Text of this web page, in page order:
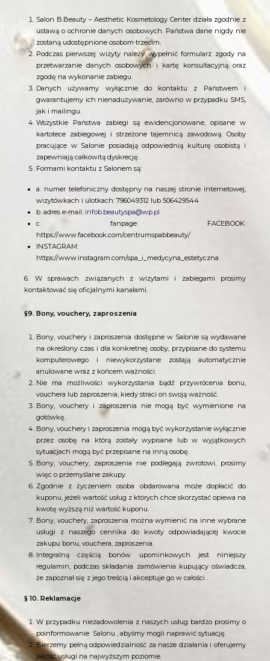
Salon B.Beauty – Aesthetic Kosmetology Center działa zgodnie z
ustawą o ochronie danych osobowych. Państwa dane nigdy nie
zostaną udostępnione osobom trzecim.
Podczas pierwszej wizyty należy wypełnić formularz zgody na
przetwarzanie danych osobowych i kartę konsultacyjną oraz
zgodę na wykonanie zabiegu.
Danych używamy wyłącznie do kontaktu z Państwem i
gwarantujemy ich nienadużywanie, zarówno w przypadku SMS,
jak i mailingu.
Wszystkie Państwa zabiegi są ewidencjonowane, opisane w
kartotece zabiegowej i strzeżone tajemnicą zawodową. Osoby
pracujące w Salonie posiadają odpowiednią kulturę osobistą i
zapewniają całkowitą dyskrecję.
Formami kontaktu z Salonem są:
a. numer telefoniczny dostępny na naszej stronie internetowej,
wizytówkach i ulotkach: 796049312 lub 506429544
b. adres e-mail: infob.beautyspa@wp.pl
c. fanpage: FACEBOOK:
https://www.facebook.com/centrumspabbeauty/
INSTAGRAM:
https://www.instagram.com/spa_i_medycyna_estetyczna
6. W sprawach związanych z wizytami i zabiegami prosimy
kontaktować się oficjalnymi kanałami.
§9. Bony, vouchery, zaproszenia
Bony, vouchery i zaproszenia dostępne w Salonie są wydawane
na określony czas i dla konkretnej osoby, przypisane do systemu
komputerowego i niewykorzystane zostają automatycznie
anulowane wraz z końcem ważności.
Nie ma możliwości wykorzystania bądź przywrócenia bonu,
vouchera lub zaproszenia, kiedy straci on swoją ważność.
Bony, vouchery i zaproszenia nie mogą być wymienione na
gotówkę.
Bony, vouchery i zaproszenia mogą być wykorzystanie wyłącznie
przez osobę na którą zostały wypisane lub w wyjątkowych
sytuacjach mogą być przepisane na inną osobę.
Bony, vouchery, zaproszenia nie podlegają zwrotowi, prosimy
więc o przemyślane zakupy.
Zgodnie z życzeniem osoba obdarowana może dopłacić do
kuponu, jeżeli wartość usług z których chce skorzystać opiewa na
kwotę wyższą niż wartość kuponu.
Bony, vouchery, zaproszenia można wymienić na inne wybrane
usługi z naszego cennika do kwoty odpowiadającej kwocie
zakupu bonu, vouchera, zaproszenia.
Integralną częścią bonów upominkowych jest niniejszy
regulamin, podczas składania zamówienia kupujący oświadcza,
że zapoznał się z jego treścią i akceptuje go w całości .
§ 10. Reklamacje
W przypadku niezadowolenia z naszych usług bardzo prosimy o
poinformowanie Salonu , abyśmy mogli naprawić sytuację.
Bierzemy pełną odpowiedzialność za nasze działania i oferujemy
jakość usługi na najwyższym poziomie.